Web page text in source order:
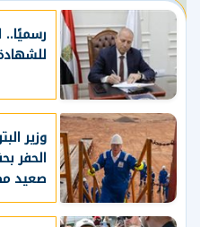
رسميًا..
للشهادة
وزير
الحفر
صعيد
البترولي